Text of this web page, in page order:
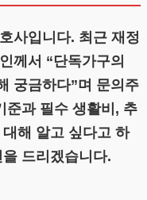
사입니다. 최근 재정
께서 “단독가구의
궁금하다”며 문의주
준과 필수 생활비, 추
해 알고 싶다고 하
드리겠습니다.